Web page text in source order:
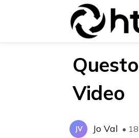
Video
JV Jo Val •